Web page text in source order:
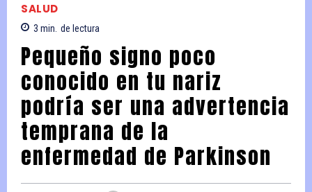
SALUD
3 min. de lectura
Pequeño signo poco
conocido en tu nariz
podría ser una advertencia
temprana de la
enfermedad de Parkinson